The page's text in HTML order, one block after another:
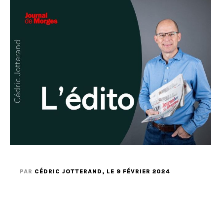
PAR CÉDRIC JOTTERAND , LE 9 FÉVRIER 2024